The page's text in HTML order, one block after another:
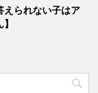
えられない子はア